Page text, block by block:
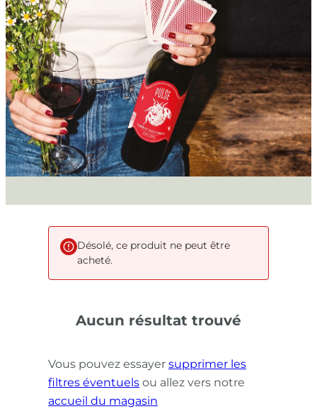
Désolé, ce produit ne peut être
acheté.
Aucun résultat trouvé
Vous pouvez essayer supprimer les
filtres éventuels ou allez vers notre
accueil du magasin